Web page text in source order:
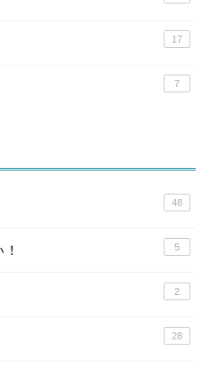
17
7
48
5
2
28